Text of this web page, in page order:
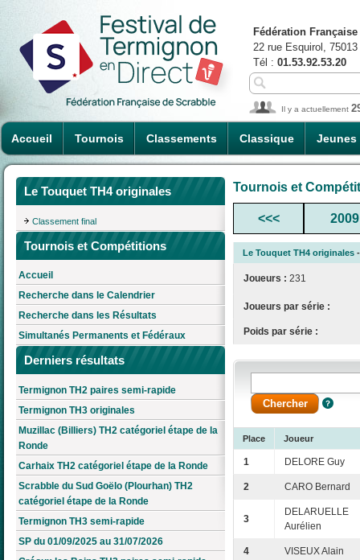
Accueil Tournois Classements Classique Jeunes
Fédération
22 rue Esquirol,
Tél : 01.53.92.53.20
Il y a actuellement
Le Touquet TH4 originales
Classement final
Tournois et Compétitions
Accueil
Recherche dans le Calendrier
Recherche dans les Résultats
Simultanés Permanents et Fédéraux
Derniers résultats
Termignon TH2 paires semi-rapide
Termignon TH3 originales
Muzillac (Billiers) TH2 catégoriel étape de la
Ronde
Carhaix TH2 catégoriel étape de la Ronde
Scrabble du Sud Goëlo (Plourhan) TH2
catégoriel étape de la Ronde
Termignon TH3 semi-rapide
SP du 01/09/2025 au 31/07/2026
Tournois et
<<< 2009
Le Touquet TH4 originales
Joueurs : 231
Joueurs par série :
Poids par série :
Place Joueur
1 DELORE Guy
2 CARO Bernard
3
DELARUELLE
Aurélien
4 VISEUX Alain